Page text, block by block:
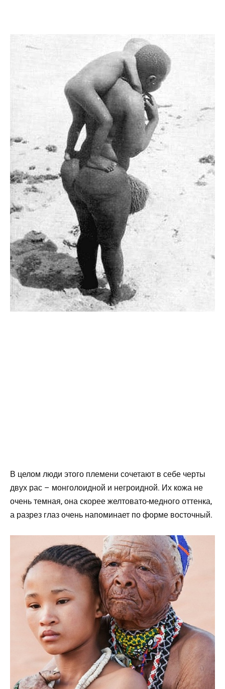
В целом люди этого племени сочетают в себе черты
двух рас – монголоидной и негроидной. Их кожа не
очень темная, она скорее желтовато-медного оттенка,
а разрез глаз очень напоминает по форме восточный.